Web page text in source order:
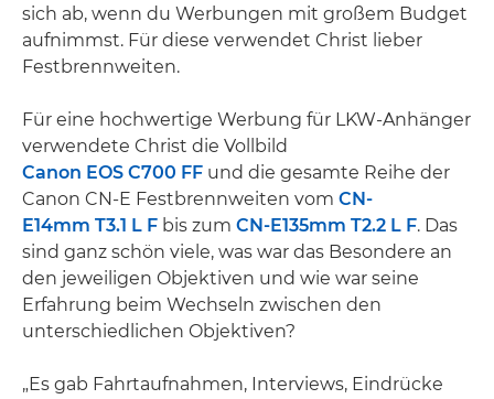
sich ab, wenn du Werbungen mit großem Budget
aufnimmst. Für diese verwendet Christ lieber
Festbrennweiten.
Für eine hochwertige Werbung für LKW-Anhänger
verwendete Christ die Vollbild
Canon EOS C700 FF und die gesamte Reihe der
Canon CN-E Festbrennweiten vom CN-
E14mm T3.1 L F bis zum CN-E135mm T2.2 L F. Das
sind ganz schön viele, was war das Besondere an
den jeweiligen Objektiven und wie war seine
Erfahrung beim Wechseln zwischen den
unterschiedlichen Objektiven?
„Es gab Fahrtaufnahmen, Interviews, Eindrücke